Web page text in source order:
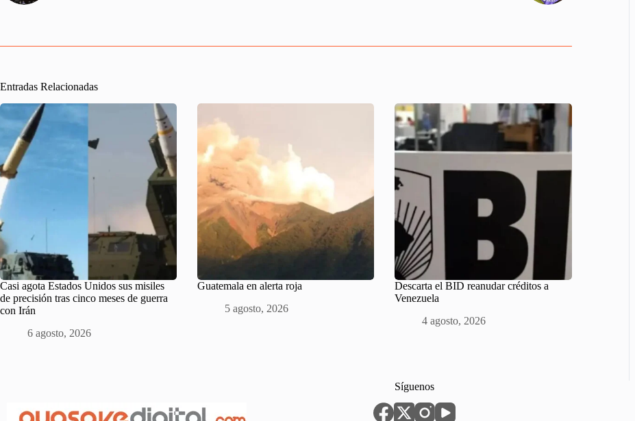
Entradas Relacionadas
Casi agota Estados Unidos sus misiles
de precisión tras cinco meses de guerra
con Irán
6 agosto, 2026
Guatemala en alerta roja
5 agosto, 2026
Descarta el BID reanudar créditos a
Venezuela
4 agosto, 2026
Síguenos